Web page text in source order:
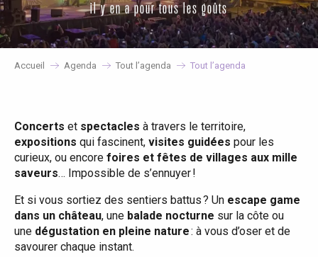
il y en a pour tous les goûts
Accueil Agenda Tout l’agenda Tout l’agenda
Concerts et spectacles à travers le territoire,
expositions qui fascinent, visites guidées pour les
curieux, ou encore foires et fêtes de villages aux mille
saveurs… Impossible de s’ennuyer !
Et si vous sortiez des sentiers battus ? Un escape game
dans un château, une balade nocturne sur la côte ou
une dégustation en pleine nature: à vous d’oser et de
savourer chaque instant.